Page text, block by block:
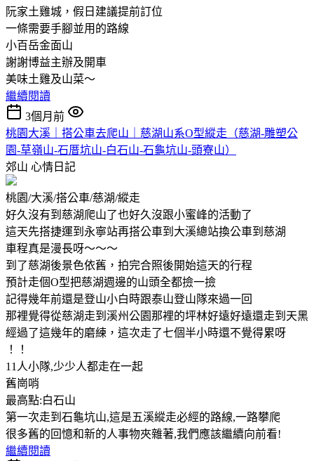
阮家土雞城，假日建議提前訂位
一條需要手腳並用的路線
小百岳金面山
謝謝博益主辦及開車
美味土雞及山菜～
繼續閱讀
3個月前
桃園大溪｜搭公車去爬山｜慈湖山系O型縱走（慈湖-雕塑公
園-草嶺山-石厝坑山-白石山-石龜坑山-頭寮山）
郊山 心情日記
桃園/大溪/搭公車/慈湖/縱走
好久沒有到慈湖爬山了也好久沒跟小蜜峰的活動了
這天先搭捷運到永寧站再搭公車到大溪總站換公車到慈湖
車程真是漫長呀～～～
到了慈湖後景色依舊，拍完合照後開始這天的行程
預計走個O型把慈湖週邊的山頭全都撿一撿
記得幾年前還是登山小白時跟泰山登山隊來過一回
那裡覺得從慈湖走到溪州公園那裡的坪林好遠好遠還走到天黑
經過了這幾年的磨練，這次走了七個半小時還不覺得累呀
！！
11人小隊,少少人都走在一起
舊崗哨
最高點:白石山
第一次走到石龜坑山,這是五溪縱走必經的路線,一路攀爬
很多舊的回憶和新的人事物夾雜著,我們應該繼續向前看!
繼續閱讀